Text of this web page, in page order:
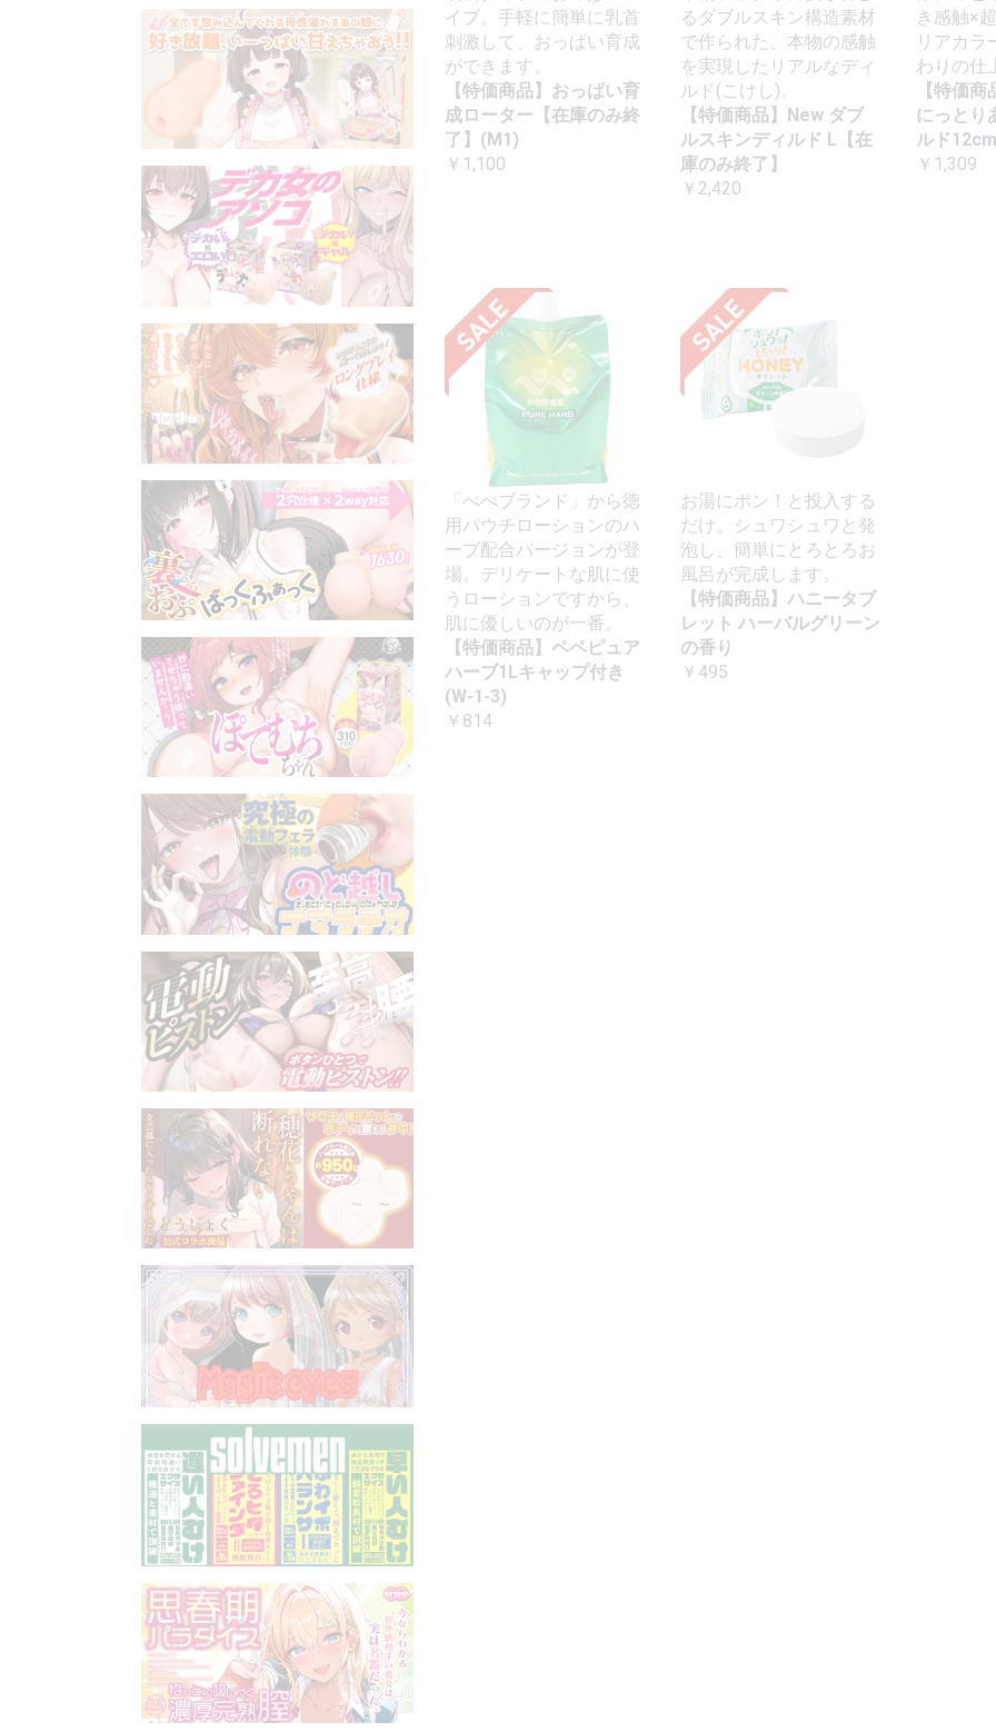
イブ。手軽に簡単に乳首
刺激して、おっぱい育成
ができます。
【特価商品】おっぱい育
成ローター【在庫のみ終
了】(M1)
￥1,100
るダブルスキン構造素材
で作られた、本物の感触
を実現したリアルなディ
ルド(こけし)。
【特価商品】New ダブ
ルスキンディルド L【在
庫のみ終了】
￥2,420
き感触×
リアカラ
わりの仕
【特価
にっとり
ルド
￥1,309
「ぺぺブランド」から徳
用パウチローションのハ
ーブ配合バージョンが登
場。デリケートな肌に使
うローションですから、
肌に優しいのが一番。
【特価商品】ペペピュア
ハーブ1Lキャップ付き
(W-1-3)
￥814
お湯にポン！と投入する
だけ。シュワシュワと発
泡し、簡単にとろとろお
風呂が完成します。
【特価商品】ハニータブ
レット ハーバルグリーン
の香り
￥495